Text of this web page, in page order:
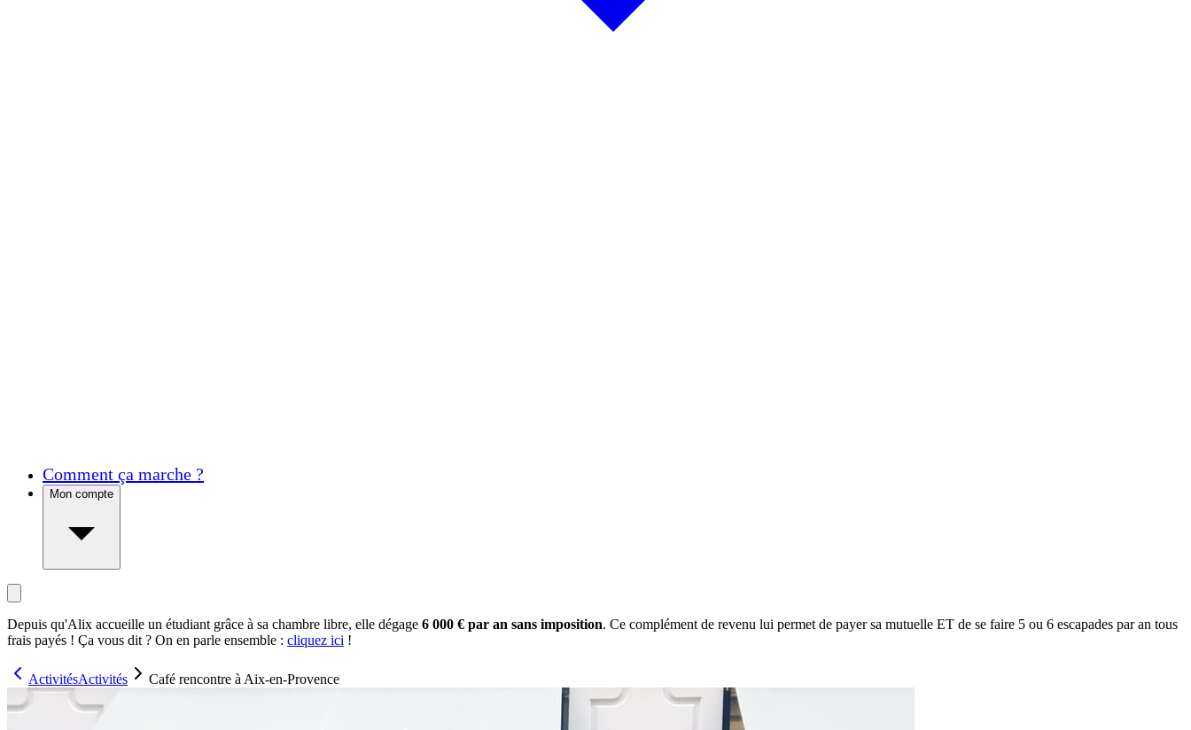
Comment ça marche ?
Mon compte
Depuis qu'Alix accueille un étudiant grâce à sa chambre libre, elle dégage 6 000 € par an sans imposition. Ce complément de revenu lui permet de payer sa mutuelle ET de se faire 5 ou 6 escapades par an tous
frais payés ! Ça vous dit ? On en parle ensemble : cliquez ici !
ActivitésActivités Café rencontre à Aix-en-Provence